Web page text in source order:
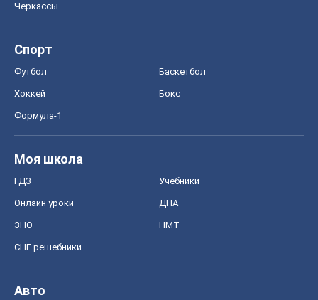
Черкассы
Спорт
Футбол Баскетбол
Хоккей Бокс
Формула-1
Моя школа
ГДЗ Учебники
Онлайн уроки ДПА
ЗНО НМТ
СНГ решебники
Авто